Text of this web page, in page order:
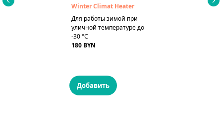
Winter Climat Heater
Для работы зимой при
уличной температуре до
-30 °C
180 BYN
Добавить